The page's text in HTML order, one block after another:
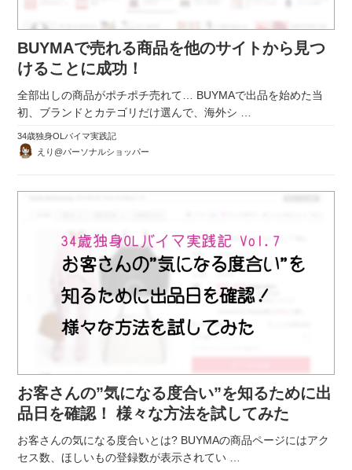
BUYMAで売れる商品を他のサイトから見つ
けることに成功！
全部出しの商品がポチポチ売れて… BUYMAで出品を始めた当
初、ブランドとカテゴリだけ選んで、海外シ …
34歳独身OLバイマ実践記
えり@パーソナルショッパー
お客さんの”気になる度合い”を知るために出
品日を確認！ 様々な方法を試してみた
お客さんの気になる度合いとは? BUYMAの商品ページにはアク
セス数、ほしいもの登録数が表示されてい